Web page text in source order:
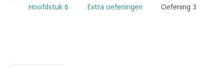
Hoofdstuk 6
Extra oefeningen Oefening 3